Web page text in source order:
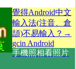
覺得Android中文
輸入法(注音、倉
頡)不易輸入？→
gcin Android
手機照相看照片